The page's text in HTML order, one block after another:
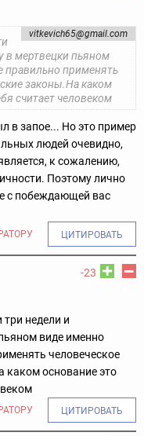
vitkevich65@gmail.com
в мертвецки пьяном
правильно применять
законы.На каком
считает человеком
в запое... Но это пример
людей очевидно,
к сожалению,
Поэтому лично
с побеждающей вас
ЦИТИРОВАТЬ
-23
недели и
виде именно
человеческое
каком основание это
ЦИТИРОВАТЬ